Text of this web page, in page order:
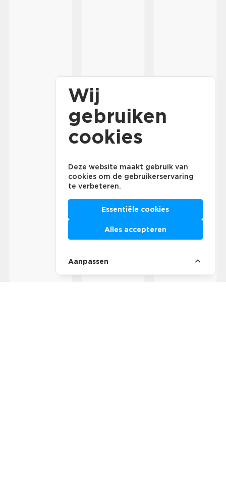
Wij
gebruiken
cookies
Deze website maakt gebruik van
cookies om de gebruikerservaring
te verbeteren.
Essentiële cookies
Alles accepteren
Aanpassen